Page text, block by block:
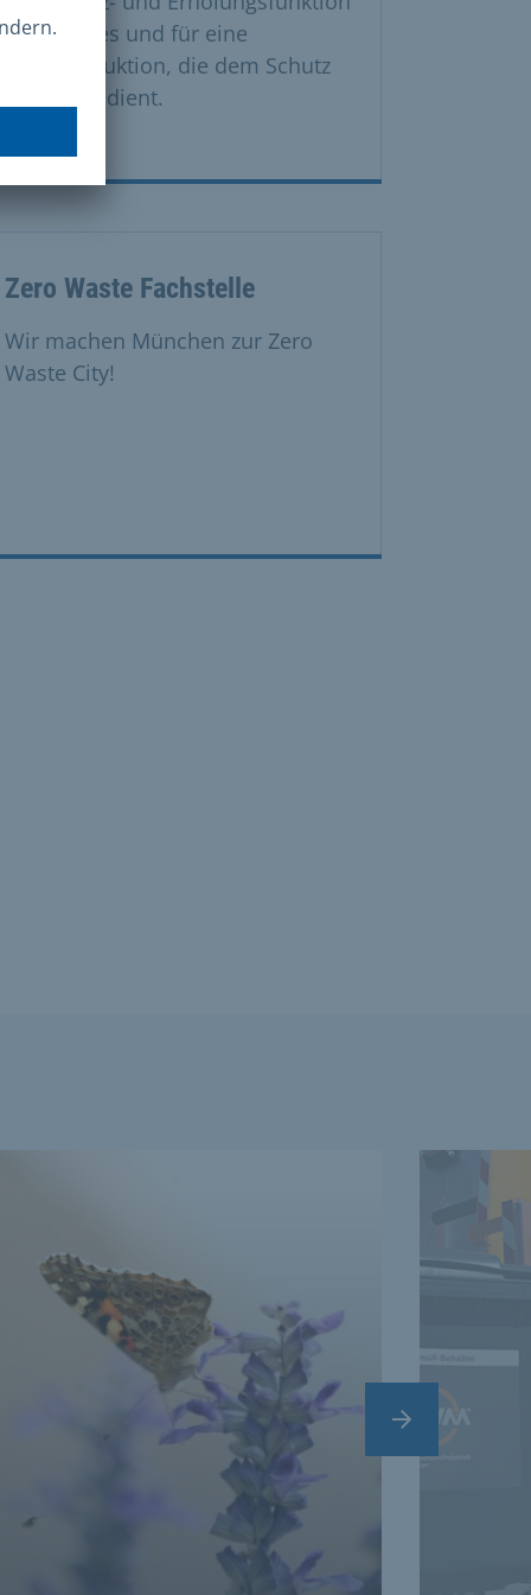
des Waldes und für eine
Waldproduktion, die dem Schutz
der Natur dient.
Zero Waste Fachstelle
Wir machen München zur Zero
Waste City!
Nächster Slide